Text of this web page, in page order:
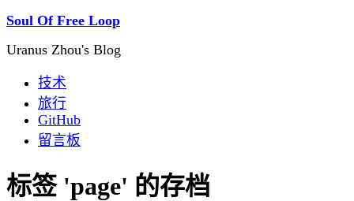
Soul Of Free Loop
Uranus Zhou's Blog
技术
旅行
GitHub
留言板
标签 'page' 的存档